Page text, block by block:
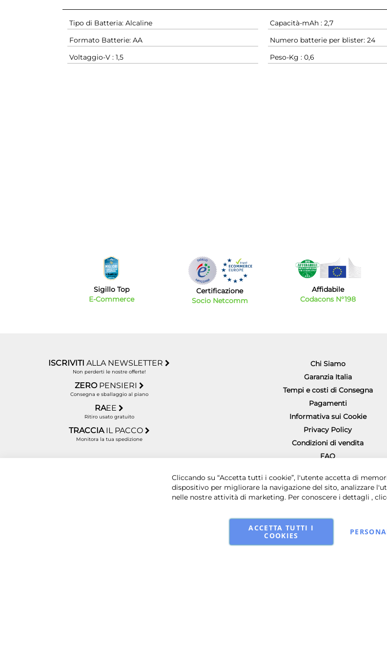
Tipo di Batteria: Alcaline
Capacità-mAh : 2,7
Formato Batterie: AA
Numero batterie per blister: 24
Voltaggio-V : 1,5
Peso-Kg : 0,6
Sigillo Top
E-Commerce
Certificazione
Socio Netcomm
Affidabile
Codacons N°198
ISCRIVITIALLA NEWSLETTER
Non perderti le nostre offerte!
ZERO PENSIERI
Consegna e sballaggio al piano
RAEE
Ritiro usato gratuito
TRACCIA IL PACCO
Monitora la tua spedizione
Chi Siamo
Garanzia Italia
Tempi e costi di Consegna
Pagamenti
Informativa sui Cookie
Privacy Policy
Condizioni di vendita
FAQ
Copyright © 2025 BYTECNO S.R.L. Cap. Soc. 50.000 € i.v. - Sede legale in via Principe di Piemonte 199,